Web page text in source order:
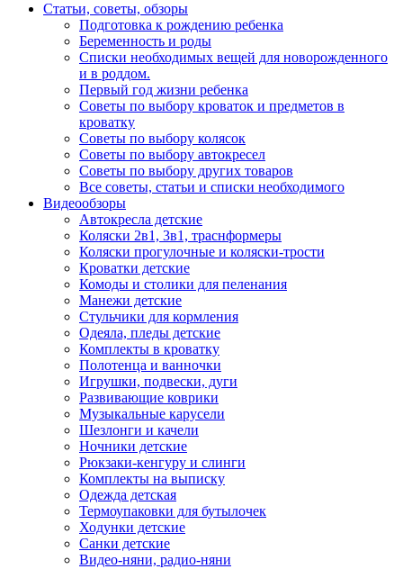
Статьи, советы, обзоры
Подготовка к рождению ребенка
Беременность и роды
Списки необходимых вещей для новорожденного
и в роддом.
Первый год жизни ребенка
Советы по выбору кроваток и предметов в
кроватку
Советы по выбору колясок
Советы по выбору автокресел
Советы по выбору других товаров
Все советы, статьи и списки необходимого
Видеообзоры
Автокресла детские
Коляски 2в1, 3в1, траснформеры
Коляски прогулочные и коляски-трости
Кроватки детские
Комоды и столики для пеленания
Манежи детские
Стульчики для кормления
Одеяла, пледы детские
Комплекты в кроватку
Полотенца и ванночки
Игрушки, подвески, дуги
Развивающие коврики
Музыкальные карусели
Шезлонги и качели
Ночники детские
Рюкзаки-кенгуру и слинги
Комплекты на выписку
Одежда детская
Термоупаковки для бутылочек
Ходунки детские
Санки детские
Видео-няни, радио-няни